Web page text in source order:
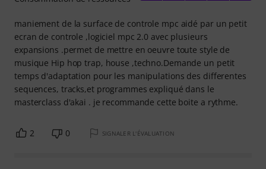
maniement de la surface de controle mpc aidé par un petit
ecran de controle ,logiciel mpc 2.0 avec plusieurs
expansions .permet de mettre en oeuvre toute style de
musique Hip hop trap, house ,techno.Demande un petit
temps d'adaptation pour les manipulations des differentes
sequences, tracks,et programmes expliqué dans le
masterclass d'akai . je recommande cette boite a rythme.
2 0 SIGNALER L'ÉVALUATION